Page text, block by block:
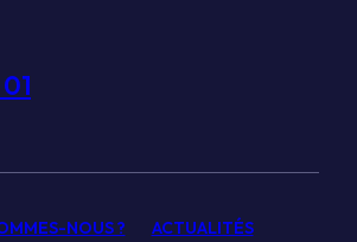
NOUS ? ACTUALITÉS